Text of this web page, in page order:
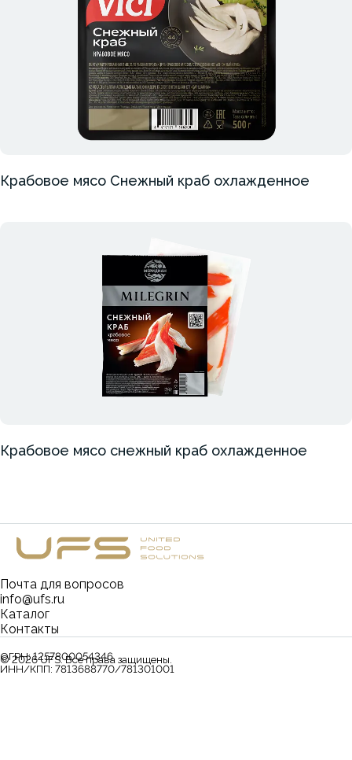
Крабовое мясо Снежный краб охлажденное
Крабовое мясо снежный краб охлажденное
Каталог
Контакты
Почта для вопросов
info@ufs.ru
©2026UFS. Все права защищены.
ОГРН:1257800054346
ИНН/КПП: 7813688770/781301001